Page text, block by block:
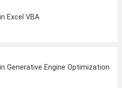
Excel VBA
Generative Engine Optimization